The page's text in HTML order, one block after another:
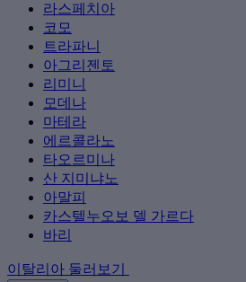
라스페치아
코모
트라파니
아그리젠토
리미니
모데나
마테라
에르콜라노
타오르미나
산 지미냐노
아말피
카스텔누오보 델 가르다
바리
이탈리아 둘러보기